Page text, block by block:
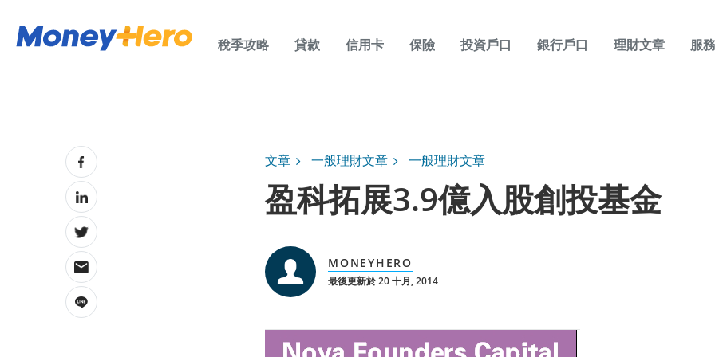
稅季攻略 貸款 信用卡 保險 投資戶口 銀行戶口 理財文章 服
文章 一般理財文章 一般理財文章
盈科拓展3.9億入股創投基金
MONEYHERO
最後更新於 20 十月, 2014